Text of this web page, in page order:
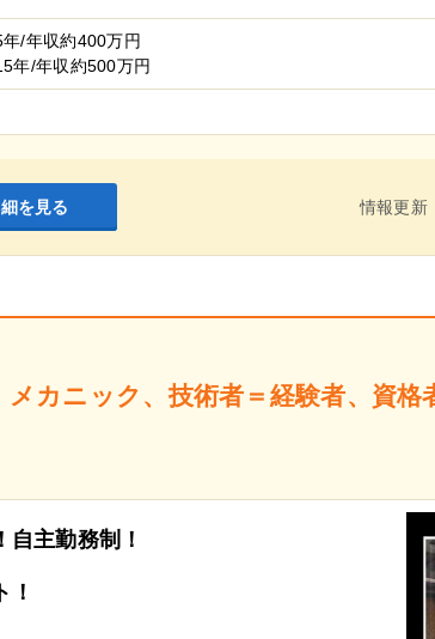
/年収約400万円
年/年収約500万円
情報更新
を見る
カニック、技術者＝経験者、資格
主勤務制！